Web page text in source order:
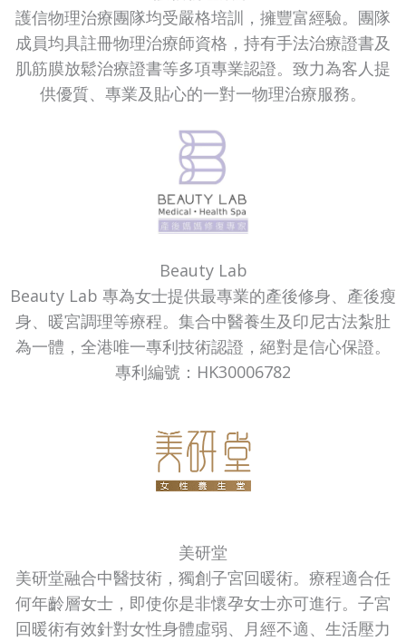
護信物理治療團隊均受嚴格培訓，擁豐富經驗。團隊
成員均具註冊物理治療師資格，持有手法治療證書及
肌筋膜放鬆治療證書等多項專業認證。致力為客人提
供優質、專業及貼心的一對一物理治療服務。
Beauty Lab
Beauty Lab 專為女士提供最專業的產後修身、產後瘦
身、暖宮調理等療程。集合中醫養生及印尼古法紮肚
為一體，全港唯一專利技術認證，絕對是信心保證。
專利編號：HK30006782
美研堂
美研堂融合中醫技術，獨創子宮回暖術。療程適合任
何年齡層女士，即使你是非懷孕女士亦可進行。子宮
回暖術有效針對女性身體虛弱、月經不適、生活壓力